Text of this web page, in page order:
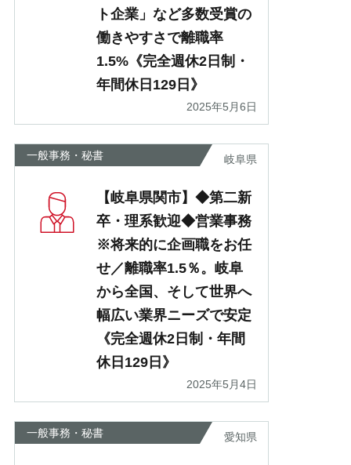
ト企業」など多数受賞の
働きやすさで離職率
1.5%《完全週休2日制・
年間休日129日》
2025年5月6日
一般事務・秘書 岐阜県
【岐阜県関市】◆第二新
卒・理系歓迎◆営業事務
※将来的に企画職をお任
せ／離職率1.5％。岐阜
から全国、そして世界へ
幅広い業界ニーズで安定
《完全週休2日制・年間
休日129日》
2025年5月4日
一般事務・秘書 愛知県